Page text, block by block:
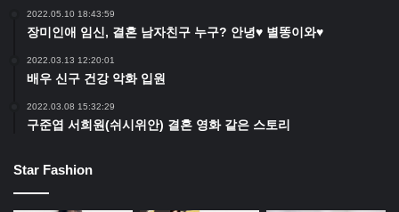
2022.05.10 18:43:59
장미인애 임신, 결혼 남자친구 누구? 안녕♥ 별똥이와♥
2022.03.13 12:20:01
배우 신구 건강 악화 입원
2022.03.08 15:32:29
구준엽 서희원(쉬시위안) 결혼 영화 같은 스토리
Star Fashion